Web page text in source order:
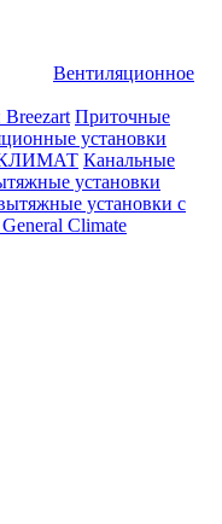
Вентиляционное
Приточные
установки
КЛИМАТ Канальные
установки
установки с
Climate